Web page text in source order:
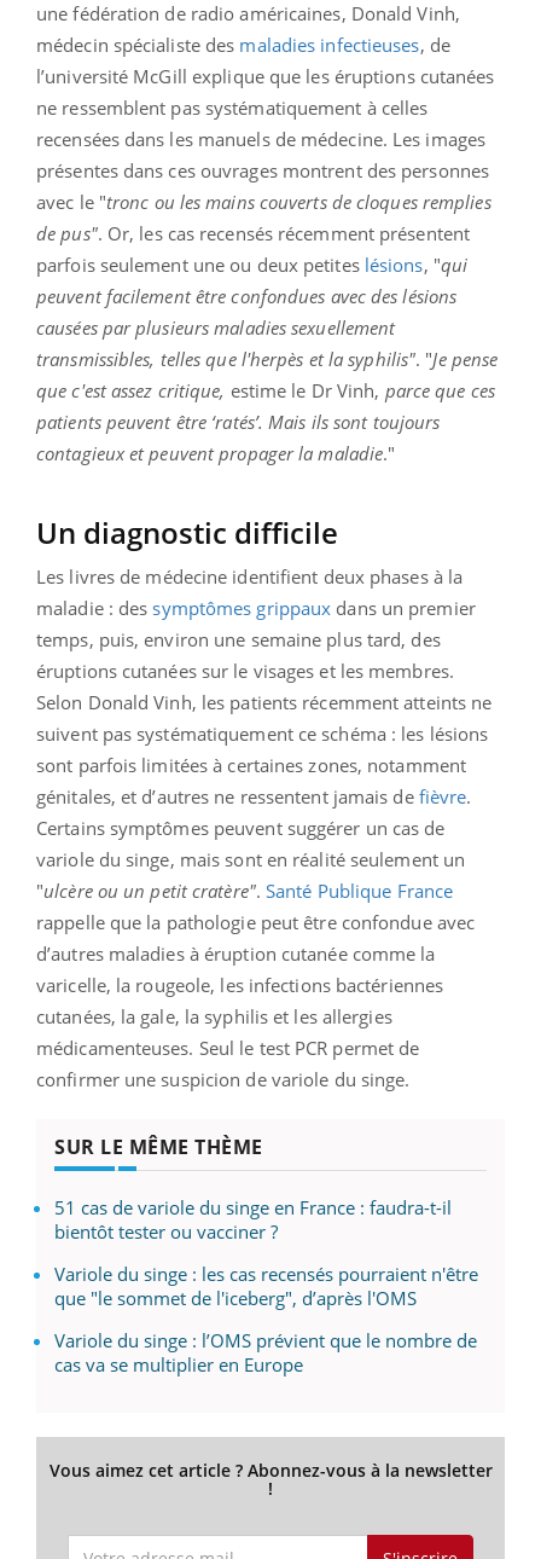
une fédération de radio américaines, Donald Vinh,
médecin spécialiste des maladies infectieuses, de
l’université McGill explique que les éruptions cutanées
ne ressemblent pas systématiquement à celles
recensées dans les manuels de médecine. Les images
présentes dans ces ouvrages montrent des personnes
avec le "tronc ou les mains couverts de cloques remplies
de pus". Or, les cas recensés récemment présentent
parfois seulement une ou deux petites lésions, "qui
peuvent facilement être confondues avec des lésions
causées par plusieurs maladies sexuellement
transmissibles, telles que l'herpès et la syphilis". "Je pense
que c'est assez critique, estime le Dr Vinh, parce que ces
patients peuvent être ‘ratés’. Mais ils sont toujours
contagieux et peuvent propager la maladie."
Un diagnostic difficile
Les livres de médecine identifient deux phases à la
maladie : dessymptômes grippaux dans un premier
temps, puis, environ une semaine plus tard, des
éruptions cutanées sur le visages et les membres.
Selon Donald Vinh, les patients récemment atteints ne
suivent pas systématiquement ce schéma : les lésions
sont parfois limitées à certaines zones, notamment
génitales, et d’autres ne ressentent jamais de fièvre.
Certains symptômes peuvent suggérer un cas de
variole du singe, mais sont en réalité seulement un
"ulcère ou un petit cratère".Santé Publique France
rappelle que la pathologie peut être confondue avec
d’autres maladies à éruption cutanée comme la
varicelle, la rougeole, les infections bactériennes
cutanées, la gale, la syphilis et les allergies
médicamenteuses. Seul le test PCR permet de
confirmer une suspicion de variole du singe.
SUR LE MÊME THÈME
51 cas de variole du singe en France : faudra-t-il
bientôt tester ou vacciner ?
Variole du singe : les cas recensés pourraient n'être
que "le sommet de l'iceberg", d’après l'OMS
Variole du singe : l’OMS prévient que le nombre de
cas va se multiplier en Europe
Vous aimez cet article ? Abonnez-vous à la newsletter
!